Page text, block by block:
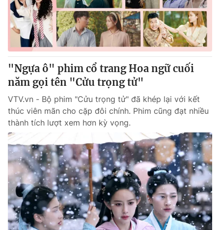
"Ngựa ô" phim cổ trang Hoa ngữ cuối
năm gọi tên "Cửu trọng tử"
VTV.vn - Bộ phim "Cửu trọng tử" đã khép lại với kết
thúc viên mãn cho cặp đôi chính. Phim cũng đạt nhiều
thành tích lượt xem hơn kỳ vọng.